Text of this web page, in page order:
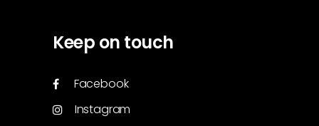
Keep on touch
Facebook
Instagram